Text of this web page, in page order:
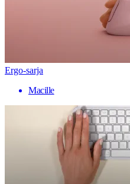
Ergo-sarja
Macille